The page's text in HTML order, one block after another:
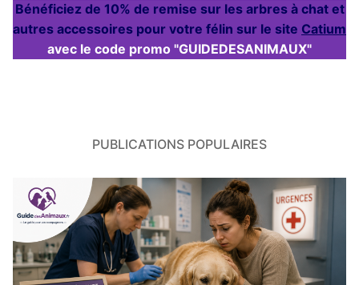
Bénéficiez de 10% de remise sur les arbres à chat et
autres accessoires pour votre félin sur le site Catium
avec le code promo "GUIDEDESANIMAUX"
PUBLICATIONS POPULAIRES